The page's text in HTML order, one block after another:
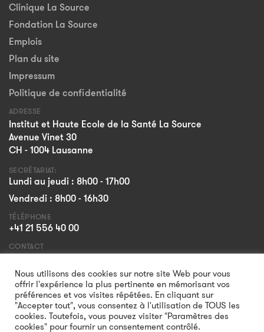
Clinique La Source
Fondation La Source
Emplois
Plan du site
Impressum
Politique de confidentialité
ADRESSE
Institut et Haute Ecole de la Santé La Source
Avenue Vinet 30
CH - 1004 Lausanne
SECRÉTARIAT:
Lundi au jeudi : 8h00 - 17h00
Vendredi : 8h00 - 16h30
TÉLÉPHONE
+41 21 556 40 00
CONTACT
Formulaire
Nous utilisons des cookies sur notre site Web pour vous
offrir l'expérience la plus pertinente en mémorisant vos
préférences et vos visites répétées. En cliquant sur
"Accepter tout", vous consentez à l'utilisation de TOUS les
cookies. Toutefois, vous pouvez visiter "Paramètres des
cookies" pour fournir un consentement contrôlé.